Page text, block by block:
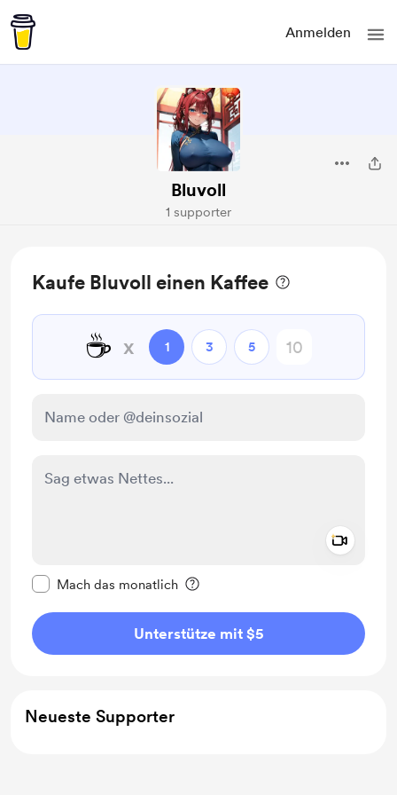
Anmelden
Bluvoll
1 supporter
Kaufe Bluvoll einen Kaffee
☕ x 1 3 5
Mach das monatlich
Unterstütze mit $5
Neueste Supporter